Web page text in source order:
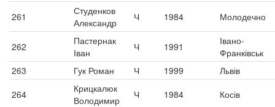
261
Студенков
Александр
Ч 1984 Молодечно
262
Пастернак
Іван
Ч 1991
Івано-
Франківськ
263
Гук Роман Ч 1999
Львів
264
Крицкалюк
Володимир
Ч 1984 Косів